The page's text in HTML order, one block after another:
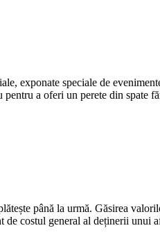
exponate speciale de
a oferi un perete din spate
până la urmă. Găsirea
costul general al deținerii unui